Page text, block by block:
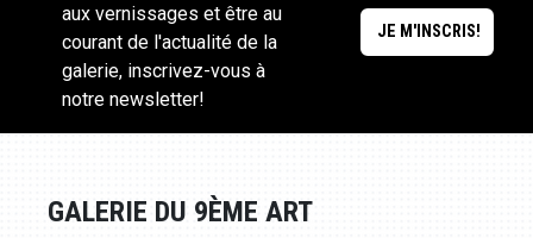
aux vernissages et être au
courant de l'actualité de la
galerie, inscrivez-vous à
notre newsletter!
GALERIE DU 9ÈME ART